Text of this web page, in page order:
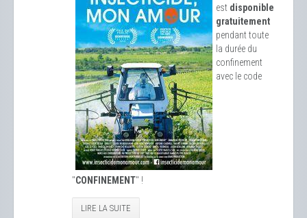
est disponible
gratuitement
pendant toute
la durée du
confinement
avec le code
"CONFINEMENT" !
LIRE LA SUITE